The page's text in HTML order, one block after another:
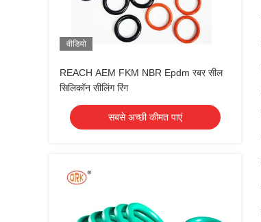
वीडियो
REACH AEM FKM NBR Epdm रबर सील
सिलिकॉन सीलिंग रिंग
सबसे अच्छी कीमत पाएं